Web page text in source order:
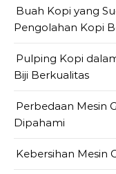
Buah Kopi yang
Pengolahan Kopi
Pulping Kopi
Biji Berkualitas
Perbedaan Mesin
Dipahami
Kebersihan Mesin